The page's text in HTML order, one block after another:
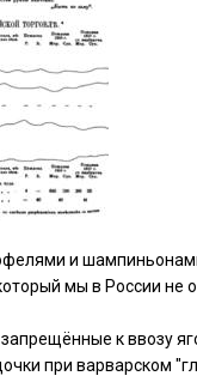
и
мы в России не
к ввозу
при варварском